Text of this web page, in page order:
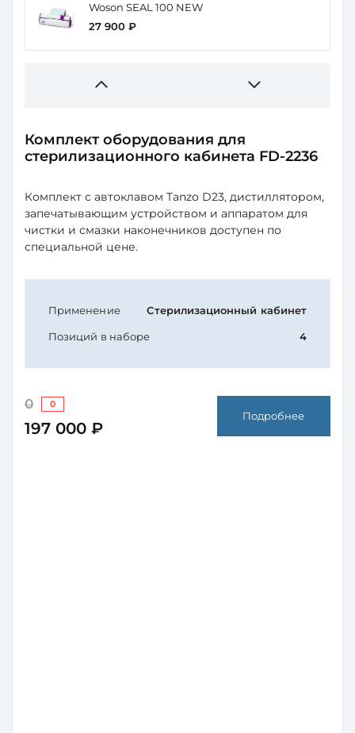
Комплект оборудования для
стерилизационного кабинета FD-2236
Комплект с автоклавом Tanzo D23, дистиллятором,
запечатывающим устройством и аппаратом для
чистки и смазки наконечников доступен по
специальной цене.
Применение Стерилизационный кабинет
Позиций в наборе 4
0 0
197 000 ₽
Подробнее
Woson SEAL 100 NEW
27 900 ₽